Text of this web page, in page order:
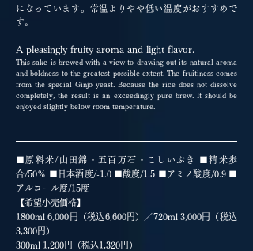
になっています。常温よりやや低い温度がおすすめで
す。
A pleasingly fruity aroma and light flavor.
This sake is brewed with a view to drawing out its natural aroma
and boldness to the greatest possible extent. The fruitiness comes
from the special Ginjo yeast. Because the rice does not dissolve
completely, the result is an exceedingly pure brew. It should be
enjoyed slightly below room temperature.
■原料米/山田錦・五百万石・こしいぶき ■精米歩
合/50％ ■日本酒度/-1.0 ■酸度/1.5 ■アミノ酸度/0.9 ■
アルコール度/15度
【希望小売価格】
1800ml 6,000円（税込6,600円）／720ml 3,000円（税込
3,300円）
300ml 1,200円（税込1,320円）